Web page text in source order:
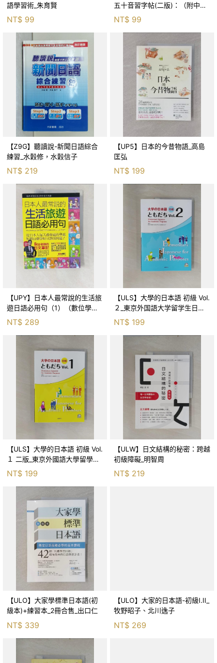
語學習術_朱育賢
NT$ 99
五十音習字帖(二版)：（附中日
發音 QR Code 音檔）_DT企劃
NT$ 99
【Z9G】聽讀說-新聞日語綜合
練習_水穀修，水穀信子
NT$ 219
【UP5】日本的今昔物語_高島
匡弘
NT$ 199
【UPY】日本人最常說的生活旅
遊日語必用句（1）（數位學習
版）_希伯崙編輯部
NT$ 289
【ULS】大學的日本語 初級 Vol.
２_東京外国語大学留学生日本
語教育センター, 譯者：久保田
佐和子, 李宣儀
NT$ 199
【ULS】大學的日本語 初級 Vol.
１ 二版_東京外國語大學留學生
日本語教育中心, 譯者：久保田
佐和子, 李宣儀
NT$ 199
【ULW】日文結構的秘密：跨越
初級障礙_明智周
NT$ 219
【ULO】大家學標準日本語(初
級本)+練習本_2冊合售_出口仁
NT$ 339
【ULO】大家的日本語-初級I.II_
牧野昭子、北川逸子
NT$ 269